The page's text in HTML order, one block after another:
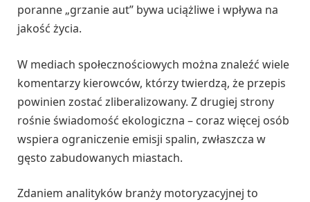
poranne „grzanie aut” bywa uciążliwe i wpływa na
jakość życia.
W mediach społecznościowych można znaleźć wiele
komentarzy kierowców, którzy twierdzą, że przepis
powinien zostać zliberalizowany. Z drugiej strony
rośnie świadomość ekologiczna – coraz więcej osób
wspiera ograniczenie emisji spalin, zwłaszcza w
gęsto zabudowanych miastach.
Zdaniem analityków branży motoryzacyjnej to